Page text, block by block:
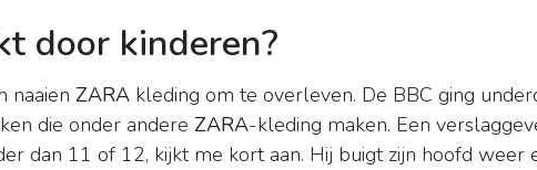
door kinderen?
naaien ZARA kleding om te overleven. De BBC ging
die onder andere ZARA-kleding maken. Een
dan 11 of 12, kijkt me kort aan. Hij buigt zijn hoofd weer